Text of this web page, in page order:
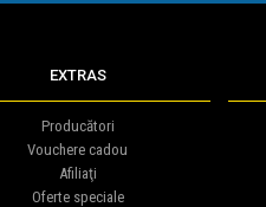
EXTRAS
Producători
Vouchere cadou
Afiliaţi
Oferte speciale